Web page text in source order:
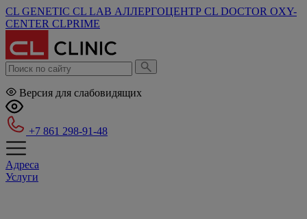
CL GENETIC CL LAB АЛЛЕРГОЦЕНТР CL DOCTOR OXY-
CENTER CLPRIME
Версия для слабовидящих
+7 861 298-91-48
Адреса
Услуги